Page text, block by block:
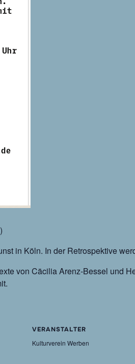
in Köln. In der Retrospektive
von Cäcilia Arenz-Bessel und
VERANSTALTER
Kulturverein Werben